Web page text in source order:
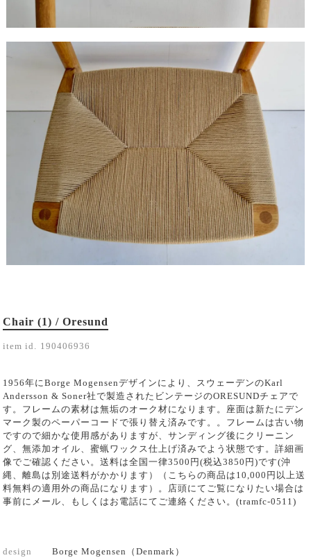
Chair (1) / Oresund
item id. 190406936
1956年にBorge Mogensenデザインにより、スウェーデンのKarl
Andersson & Soner社で製造されたビンテージのORESUNDチェアで
す。フレームの素材は無垢のオーク材になります。座面は新たにデン
マーク製のペーパーコードで張り替え済みです。。フレームは古い物
ですので細かな使用感がありますが、サンディング後にクリーニン
グ、無添加オイル、蜜蝋ワックス仕上げ済みでよう状態です。詳細画
像でご確認ください。送料は全国一律3500円(税込3850円)です(沖
縄、離島は別途送料がかかります）（こちらの商品は10,000円以上送
料無料の適用外の商品になります）。店頭にてご覧になりたい場合は
事前にメール、もしくはお電話にてご連絡ください。(tramfc-0511)
design Borge Mogensen（Denmark）